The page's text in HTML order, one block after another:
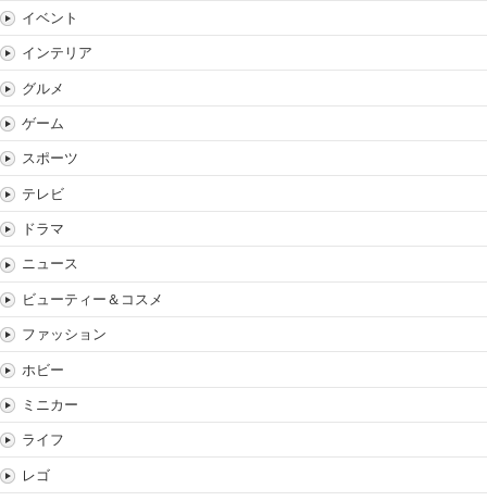
イベント
インテリア
グルメ
ゲーム
スポーツ
テレビ
ドラマ
ニュース
ビューティー＆コスメ
ファッション
ホビー
ミニカー
ライフ
レゴ